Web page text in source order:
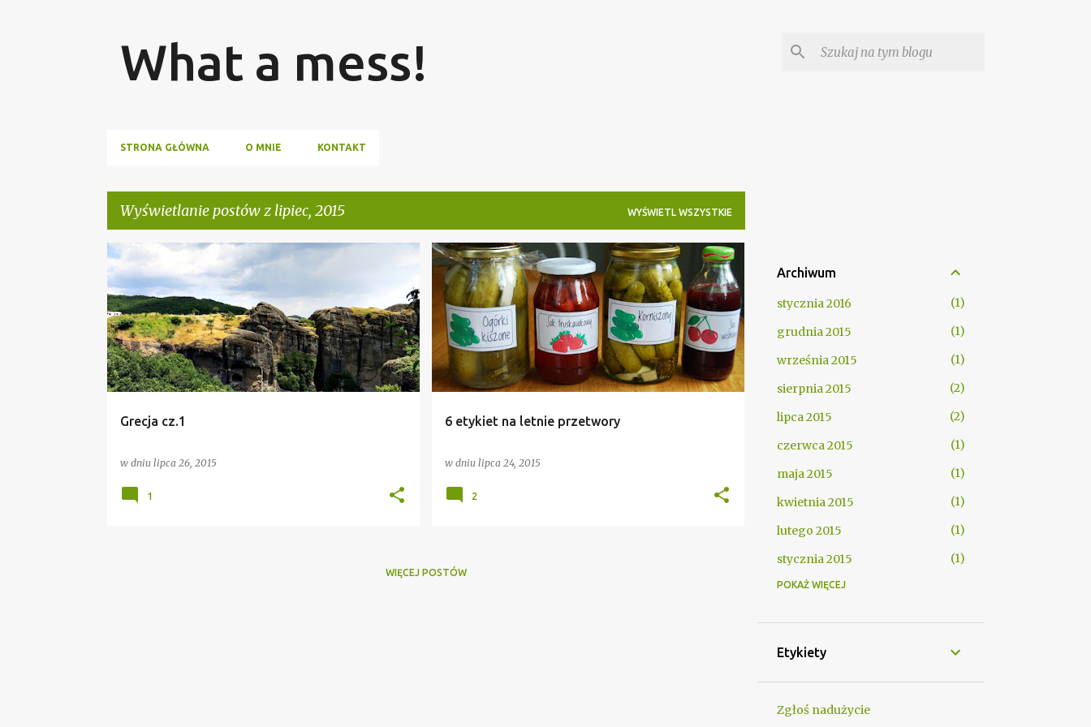
What a mess!
STRONA GŁÓWNA O MNIE KONTAKT
Wyświetlanie postów z lipiec, 2015 WYŚWIETL WSZYSTKIE
P
o
s
t
y
Grecja cz.1
w dniu lipca 26, 2015
PODRÓŻE
1
6 etykiet na letnie przetwory
w dniu lipca 24, 2015
DO POBRANIA
2
WIĘCEJ POSTÓW
Archiwum
stycznia 2016
1
grudnia 2015
1
września 2015
1
sierpnia 2015
2
lipca 2015
2
czerwca 2015
1
maja 2015
1
kwietnia 2015
1
lutego 2015
1
stycznia 2015
1
grudnia 2014
października 2014
sierpnia 2014
POKAŻ WIĘCEJ
Etykiety
Zgłoś nadużycie